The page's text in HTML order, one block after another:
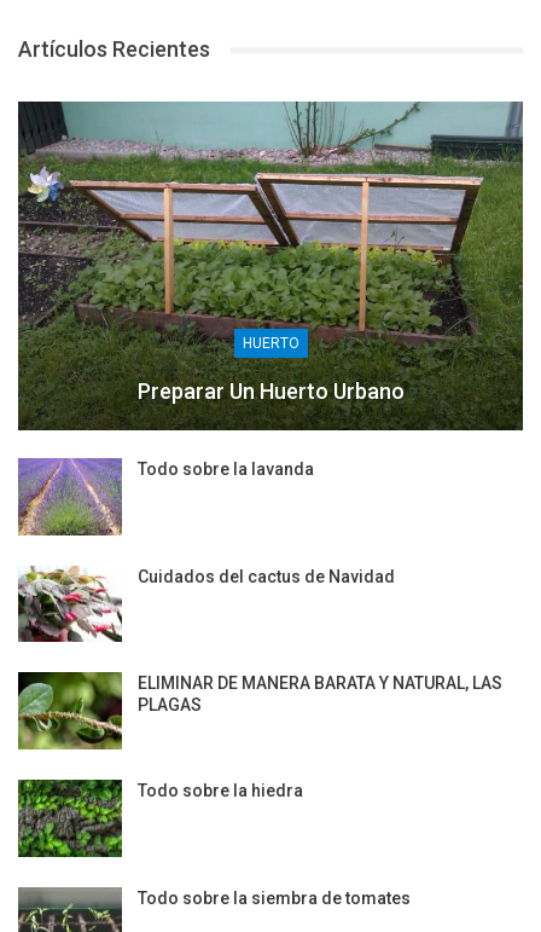
Artículos Recientes
HUERTO
Preparar Un Huerto Urbano
Todo sobre la lavanda
Cuidados del cactus de Navidad
ELIMINAR DE MANERA BARATA Y NATURAL, LAS
PLAGAS
Todo sobre la hiedra
Todo sobre la siembra de tomates